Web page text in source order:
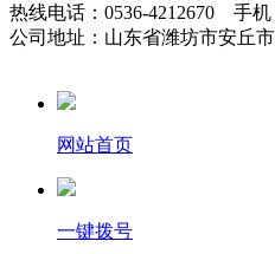
热线电话：0536-4212670 手机
公司地址：山东省潍坊市安丘
网站首页
一键拨号